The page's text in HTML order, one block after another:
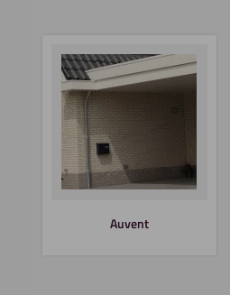
l’eau
Auvent